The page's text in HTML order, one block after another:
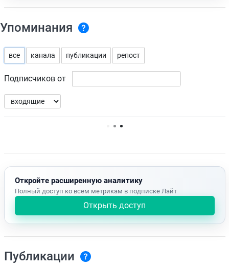
Упоминания
все канала публикации репост
Подписчиков от
Нет доступных упоминаний.
Откройте расширенную аналитику
Полный доступ ко всем метрикам в подписке Лайт
Открыть доступ
Публикации